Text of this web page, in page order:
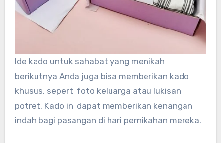
Ide kado untuk sahabat yang menikah
berikutnya Anda juga bisa memberikan kado
khusus, seperti foto keluarga atau lukisan
potret. Kado ini dapat memberikan kenangan
indah bagi pasangan di hari pernikahan mereka.